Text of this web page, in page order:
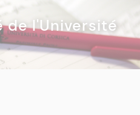
de l'Université